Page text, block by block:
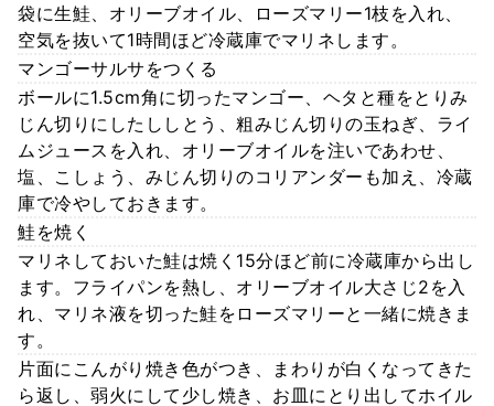
袋に生鮭、オリーブオイル、ローズマリー1枝を入れ、
空気を抜いて1時間ほど冷蔵庫でマリネします。
マンゴーサルサをつくる
ボールに1.5cm角に切ったマンゴー、ヘタと種をとりみ
じん切りにしたししとう、粗みじん切りの玉ねぎ、ライ
ムジュースを入れ、オリーブオイルを注いであわせ、
塩、こしょう、みじん切りのコリアンダーも加え、冷蔵
庫で冷やしておきます。
鮭を焼く
マリネしておいた鮭は焼く15分ほど前に冷蔵庫から出し
ます。フライパンを熱し、オリーブオイル大さじ2を入
れ、マリネ液を切った鮭をローズマリーと一緒に焼きま
す。
片面にこんがり焼き色がつき、まわりが白くなってきた
ら返し、弱火にして少し焼き、お皿にとり出してホイル